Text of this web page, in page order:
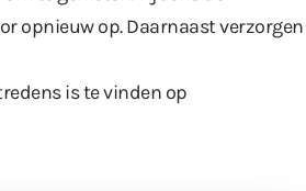
opnieuw op. Daarnaast verzorgen
is te vinden op